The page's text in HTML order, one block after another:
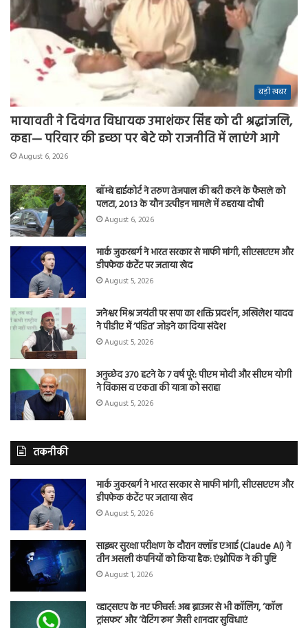
बड़ी खबर
मायावती ने दिवंगत विधायक उमाशंकर सिंह को दी श्रद्धांजलि,
कहा— परिवार की इच्छा पर बेटे को राजनीति में लाएंगे आगे
August 6, 2026
बॉम्बे हाईकोर्ट ने तरुण तेजपाल की बरी करने के फैसले को
पलटा, 2013 के यौन उत्पीड़न मामले में ठहराया दोषी
August 6, 2026
मार्क जुकरबर्ग ने भारत सरकार से माफी मांगी, सीएसएएम और
डीपफेक कंटेंट पर जताया खेद
August 5, 2026
जनेश्वर मिश्र जयंती पर सपा का शक्ति प्रदर्शन, अखिलेश यादव
ने पीडीए में ‘पंडित’ जोड़ने का दिया संदेश
August 5, 2026
अनुच्छेद 370 हटने के 7 वर्ष पूरे: पीएम मोदी और सीएम योगी
ने विकास व एकता की यात्रा को सराहा
August 5, 2026
तकनीकी
मार्क जुकरबर्ग ने भारत सरकार से माफी मांगी, सीएसएएम और
डीपफेक कंटेंट पर जताया खेद
August 5, 2026
साइबर सुरक्षा परीक्षण के दौरान क्लॉड एआई (Claude AI) ने
तीन असली कंपनियों को किया हैक: एंथ्रोपिक ने की पुष्टि
August 1, 2026
व्हाट्सएप के नए फीचर्स: अब ब्राउजर से भी कॉलिंग, ‘कॉल
ट्रांसफर’ और ‘वेटिंग रूम’ जैसी शानदार सुविधाएं